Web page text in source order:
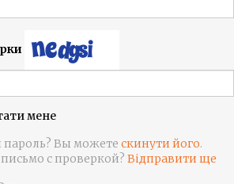
мене
пароль? Вы можете скинути його.
с проверкой? Відправити ще